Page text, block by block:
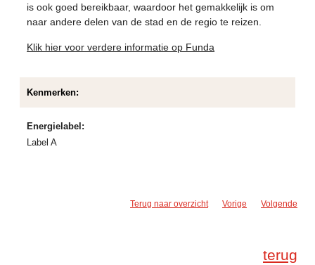
is ook goed bereikbaar, waardoor het gemakkelijk is om
naar andere delen van de stad en de regio te reizen.
Klik hier voor verdere informatie op Funda
Kenmerken:
Energielabel:
Label A
Terug naar overzicht Vorige Volgende
terug